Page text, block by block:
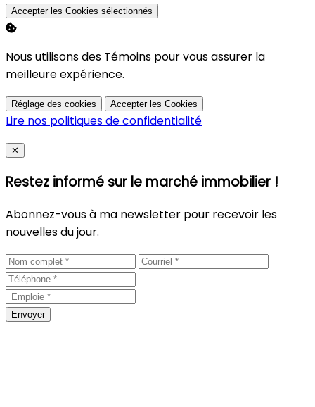
Accepter les Cookies sélectionnés
Nous utilisons des Témoins pour vous assurer la
meilleure expérience.
Réglage des cookies Accepter les Cookies
Lire nos politiques de confidentialité
Close
✕
Restez informé sur le marché immobilier !
Abonnez-vous à ma newsletter pour recevoir les
nouvelles du jour.
Envoyer